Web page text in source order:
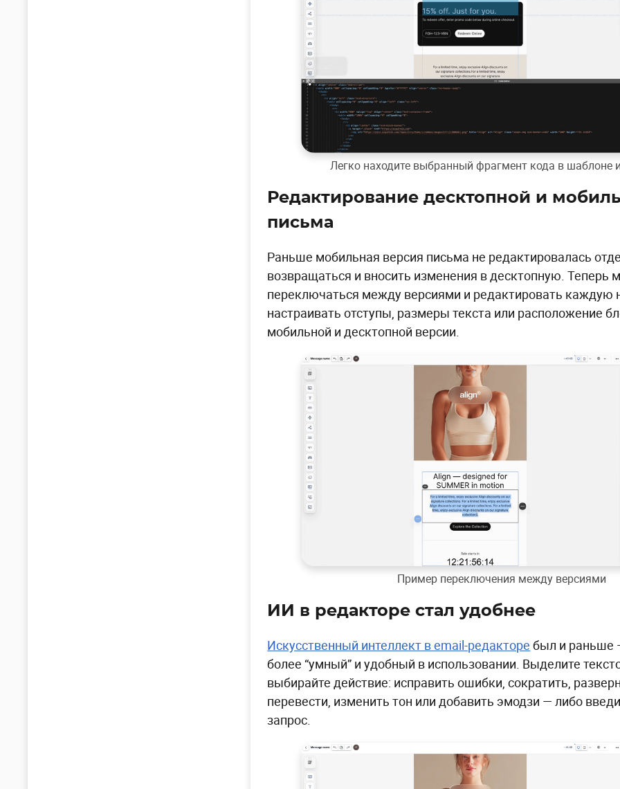
Легко находите выбранный фрагмент кода в шаблоне
Редактирование десктопной и
письма
Раньше мобильная версия письма не редактировалась
возвращаться и вносить изменения в десктопную. Теперь
переключаться между версиями и редактировать каждую
настраивать отступы, размеры текста или расположение
мобильной и десктопной версии.
Пример переключения между версиями
ИИ в редакторе стал удобнее
Искусственный интеллект в email-редакторе был и раньше
более “умный” и удобный в использовании. Выделите
выбирайте действие: исправить ошибки, сократить,
перевести, изменить тон или добавить эмодзи — либо
запрос.